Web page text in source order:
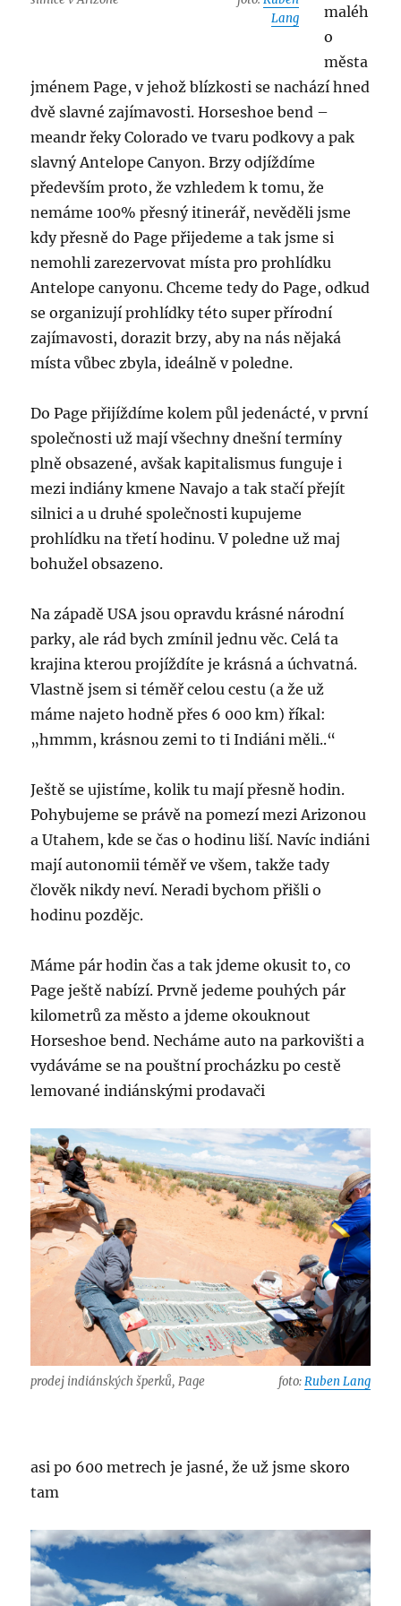
Lang
maléh
o
města
jménem Page, v jehož blízkosti se nachází hned
dvě slavné zajímavosti. Horseshoe bend –
meandr řeky Colorado ve tvaru podkovy a pak
slavný Antelope Canyon. Brzy odjíždíme
především proto, že vzhledem k tomu, že
nemáme 100% přesný itinerář, nevěděli jsme
kdy přesně do Page přijedeme a tak jsme si
nemohli zarezervovat místa pro prohlídku
Antelope canyonu. Chceme tedy do Page, odkud
se organizují prohlídky této super přírodní
zajímavosti, dorazit brzy, aby na nás nějaká
místa vůbec zbyla, ideálně v poledne.
Do Page přijíždíme kolem půl jedenácté, v první
společnosti už mají všechny dnešní termíny
plně obsazené, avšak kapitalismus funguje i
mezi indiány kmene Navajo a tak stačí přejít
silnici a u druhé společnosti kupujeme
prohlídku na třetí hodinu. V poledne už maj
bohužel obsazeno.
Na západě USA jsou opravdu krásné národní
parky, ale rád bych zmínil jednu věc. Celá ta
krajina kterou projíždíte je krásná a úchvatná.
Vlastně jsem si téměř celou cestu (a že už
máme najeto hodně přes 6 000 km) říkal:
„hmmm, krásnou zemi to ti Indiáni měli..“
Ještě se ujistíme, kolik tu mají přesně hodin.
Pohybujeme se právě na pomezí mezi Arizonou
a Utahem, kde se čas o hodinu liší. Navíc indiáni
mají autonomii téměř ve všem, takže tady
člověk nikdy neví. Neradi bychom přišli o
hodinu pozdějc.
Máme pár hodin čas a tak jdeme okusit to, co
Page ještě nabízí. Prvně jedeme pouhých pár
kilometrů za město a jdeme okouknout
Horseshoe bend. Necháme auto na parkovišti a
vydáváme se na pouštní procházku po cestě
lemované indiánskými prodavači
prodej indiánských šperků, Page foto:Ruben Lang
asi po 600 metrech je jasné, že už jsme skoro
tam